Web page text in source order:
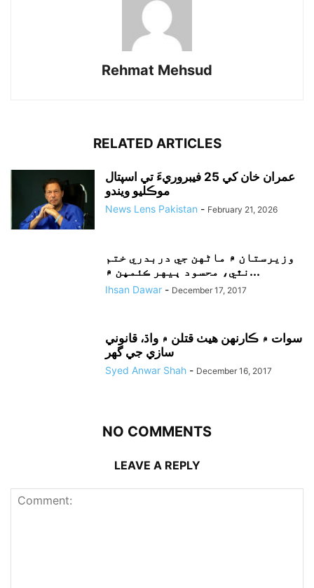
Rehmat Mehsud
RELATED ARTICLES
عمران خان کي 25 فيبروريءَ تي اسپتال
موڪليو ويندو
News Lens Pakistan - February 21, 2026
وزيرستان ۾ ماڻهن جي دربدري ختم
نٿي، محسود ٻيهر ڪئمپن ۾...
Ihsan Dawar - December 17, 2017
سوات ۾ ڪارنهن هيٺ قتلن ۾ واڌ، قانوني
سازي جي گهر
Syed Anwar Shah - December 16, 2017
NO COMMENTS
LEAVE A REPLY